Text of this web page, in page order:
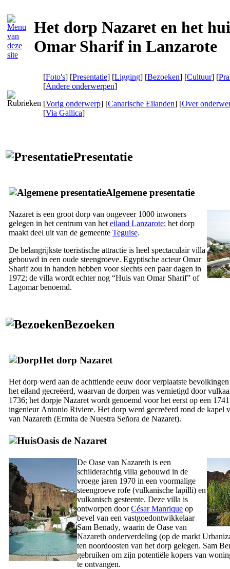
Het dorp Nazaret en het
Omar Sharif in Lanzarote
[Foto's] [Presentatie] [Ligging] [Bezoeken] [Cultuur] [
[Andere onderwerpen]
[Vorig onderwerp] [Canarische Eilanden] [Over
[Via Gallica]
Presentatie
Algemene presentatie
Nazaret is een groot dorp van ongeveer 1000 inwoners
gelegen in het centrum van het eiland Lanzarote; het dorp
maakt deel uit van de gemeente Teguise.
De belangrijkste toeristische attractie is heel spectaculair villa
gebouwd in een oude steengroeve. Egyptische acteurOmar
Sharifzou in handen hebben voor slechts een paar dagen in
1972; de villa wordt echter nog “Huis van Omar Sharif” of
Lagomarbenoemd.
Bezoeken
Het dorp Nazaret
Het dorp werd aan de achttiende eeuw door verplaatste
het eiland gecreëerd, waarvan de dorpen was vernietigd door
1736; het dorpje Nazaret wordt genoemd voor het eerst op een
ingenieur Antonio Riviere. Het dorp werd gecreëerd rond de kapel
van Nazareth (Ermita de Nuestra Señora de Nazaret).
Oasis de Nazaret
De Oase van Nazareth is een
schilderachtig villa gebouwd in de
vroege jaren 1970 in een voormalige
steengroeve rofe (vulkanische lapilli) en
vulkanisch gesteente. Deze villa is
ontworpen doorCésar Manrique op
bevel van een vastgoedontwikkelaar
Sam Benady, waarin de Oase van
Nazareth onderverdeling (op de markt
ten noordoosten van het dorp gelegen. Sam
gebruiken om zijn potentiële kopers van
te ontvangen.